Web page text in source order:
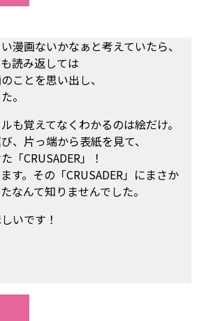
漫画ないかなぁと考えていたら、
読み返しては
ことを思い出し、
。
も覚えてなくわかるのは絵だけ。
、片っ端から表紙を見て、
「CRUSADER」！
す。その「CRUSADER」にまさか
なんて知りませんでした。
いです！